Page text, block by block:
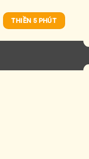
THIỀN 5 PHÚT